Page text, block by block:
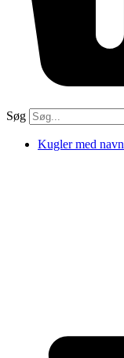
Søg
Kugler med navn